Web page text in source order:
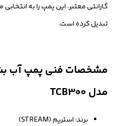
گارانتی معتبر، این پمپ را به
تبدیل کرده است.
مشخصات فنی پمپ آب
مدل TCB300
برند: استریم (STREAM)